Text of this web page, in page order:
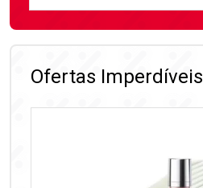
Ofertas Imperdíveis